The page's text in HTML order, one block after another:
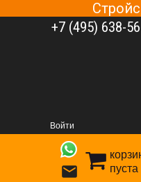
+7 (495) 638-
Войти

пуста
Керамогранит Estima
Керамогранит AG21,